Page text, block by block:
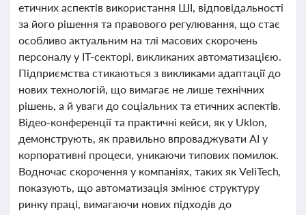
етичних аспектів використання ШІ, відповідальності
за його рішення та правового регулювання, що стає
особливо актуальним на тлі масових скорочень
персоналу у IT-секторі, викликаних автоматизацією.
Підприємства стикаються з викликами адаптації до
нових технологій, що вимагає не лише технічних
рішень, а й уваги до соціальних та етичних аспектів.
Відео-конференції та практичні кейси, як у Uklon,
демонструють, як правильно впроваджувати AI у
корпоративні процеси, уникаючи типових помилок.
Водночас скорочення у компаніях, таких як VeliTech,
показують, що автоматизація змінює структуру
ринку праці, вимагаючи нових підходів до